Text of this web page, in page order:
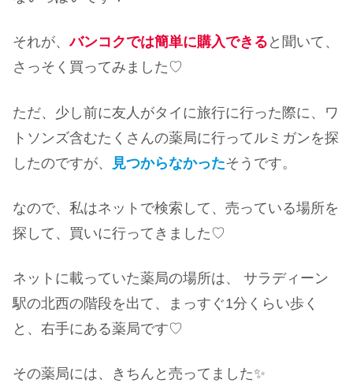
それが、バンコクでは簡単に購入できる と聞いて、
さっそく買ってみました♡
ただ、少し前に友人がタイに旅行に行った際に、ワ
トソンズ含むたくさんの薬局に行ってルミガンを探
したのですが、
見つからなかったそうです。
なので、私はネットで検索して、売っている場所を
探して、買いに行ってきました♡
ネットに載っていた薬局の場所は、 サラディーン
駅の北西の階段を出て、まっすぐ1分くらい歩く
と、右手にある薬局です♡
その薬局には、きちんと売ってました✨